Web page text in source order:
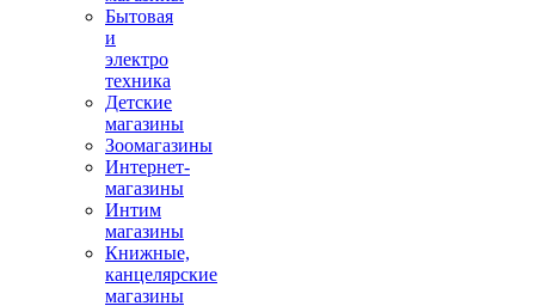
Бытовая
и
электро
техника
Детские
магазины
Зоомагазины
Интернет-
магазины
Интим
магазины
Книжные,
канцелярские
магазины